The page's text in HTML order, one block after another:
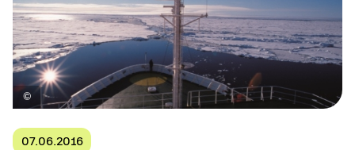
07.06.2016